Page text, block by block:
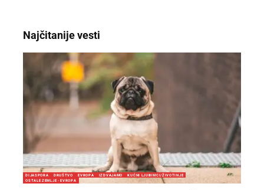
Najčitanije vesti
DIJASPORA DRUŠTVO EVROPA IZDVAJAMO
KUĆNI LJUBIMCI/ŽIVOTINJE
OSTALE ZEMLJE - EVROPA